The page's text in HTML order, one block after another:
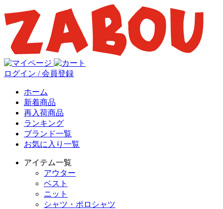
ログイン / 会員登録
ホーム
新着商品
再入荷商品
ランキング
ブランド一覧
お気に入り一覧
アイテム一覧
アウター
ベスト
ニット
シャツ・ポロシャツ